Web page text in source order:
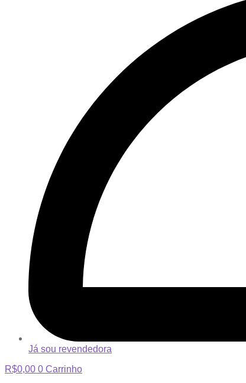
Já sou revendedora
R$0,00 0 Carrinho